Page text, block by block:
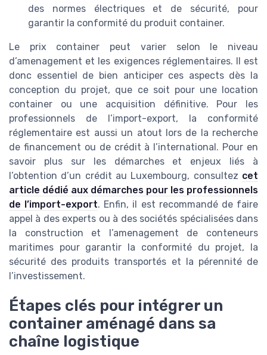
des normes électriques et de sécurité, pour
garantir la conformité du produit container.
Le prix container peut varier selon le niveau
d’amenagement et les exigences réglementaires. Il est
donc essentiel de bien anticiper ces aspects dès la
conception du projet, que ce soit pour une location
container ou une acquisition définitive. Pour les
professionnels de l’import-export, la conformité
réglementaire est aussi un atout lors de la recherche
de financement ou de crédit à l’international. Pour en
savoir plus sur les démarches et enjeux liés à
l’obtention d’un crédit au Luxembourg, consultez cet
article dédié aux démarches pour les professionnels
de l’import-export. Enfin, il est recommandé de faire
appel à des experts ou à des sociétés spécialisées dans
la construction et l’amenagement de conteneurs
maritimes pour garantir la conformité du projet, la
sécurité des produits transportés et la pérennité de
l’investissement.
Étapes clés pour intégrer un
container aménagé dans sa
chaîne logistique